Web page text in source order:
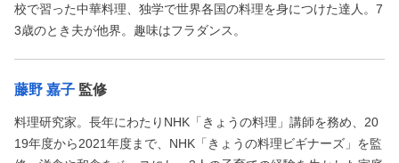
校で習った中華料理、独学で世界各国の料理を身につけた達人。7
3歳のとき夫が他界。趣味はフラダンス。
藤野 嘉子 監修
料理研究家。長年にわたりNHK「きょうの料理」講師を務め、20
19年度から2021年度まで、NHK「きょうの料理ビギナーズ」を監